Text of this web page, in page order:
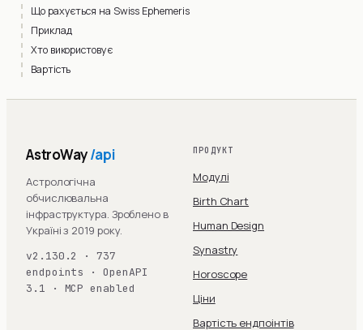
Що рахується на Swiss Ephemeris
Приклад
Хто використовує
Вартість
AstroWay/api
Астрологічна
обчислювальна
інфраструктура. Зроблено в
Україні з 2019 року.
v2.130.2 · 737
endpoints · OpenAPI
3.1 · MCP enabled
ПРОДУКТ
Модулі
Birth Chart
Human Design
Synastry
Horoscope
Ціни
Вартість ендпоінтів